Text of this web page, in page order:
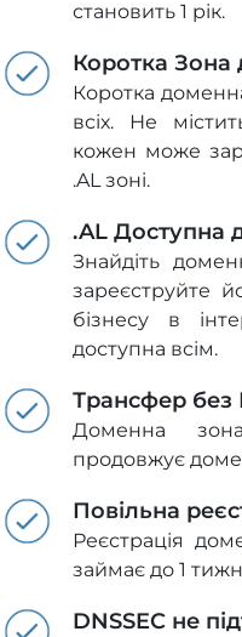
становить 1 рік.
Коротка Зона
Коротка
всіх. Не
кожен може
.AL зоні.
.AL Доступна
Знайдіть
зареєструйте
бізнесу в
доступна всім.
Трансфер
Доменна
продовжує
Повільна
Реєстрація
займає до 1
DNSSEC не